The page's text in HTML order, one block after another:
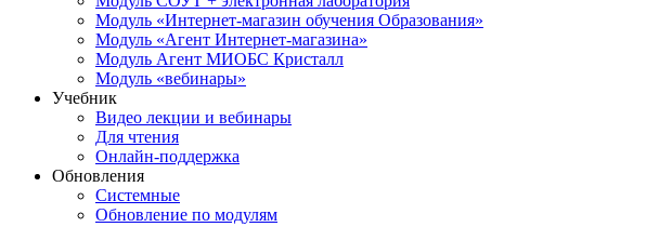
Модуль «Интернет-магазин обучения Образования»
Модуль «Агент Интернет-магазина»
Модуль Агент МИОБС Кристалл
Модуль «вебинары»
Учебник
Видео лекции и вебинары
Для чтения
Онлайн-поддержка
Обновления
Системные
Обновление по модулям